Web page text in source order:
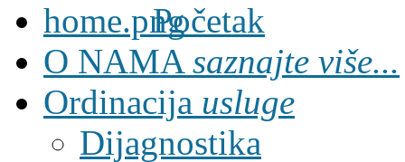
Početak
O NAMA saznajte više...
Ordinacija usluge
Dijagnostika